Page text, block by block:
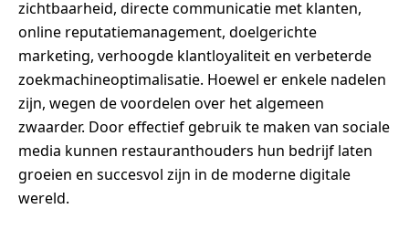
zichtbaarheid, directe communicatie met klanten,
online reputatiemanagement, doelgerichte
marketing, verhoogde klantloyaliteit en verbeterde
zoekmachineoptimalisatie. Hoewel er enkele nadelen
zijn, wegen de voordelen over het algemeen
zwaarder. Door effectief gebruik te maken van sociale
media kunnen restauranthouders hun bedrijf laten
groeien en succesvol zijn in de moderne digitale
wereld.